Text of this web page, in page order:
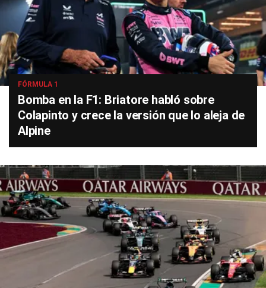
FÓRMULA 1
Bomba en la F1: Briatore habló sobre
Colapinto y crece la versión que lo aleja de
Alpine